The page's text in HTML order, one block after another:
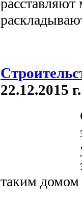
расставляют
22.12.2015 г.
таким домом